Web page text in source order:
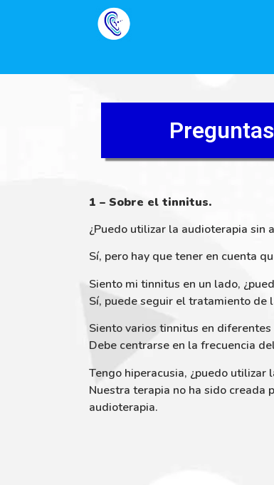
1 – Sobre el tinnitus.
¿Puedo utilizar la audioterapia sin
Sí, pero hay que tener en cuenta
Siento mi tinnitus en un lado,
Sí, puede seguir el tratamiento de
Siento varios tinnitus en diferentes
Debe centrarse en la frecuencia
Tengo hiperacusia, ¿puedo utilizar
Nuestra terapia no ha sido creada
audioterapia.